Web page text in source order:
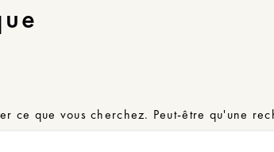
ce que vous cherchez. Peut-être qu'une